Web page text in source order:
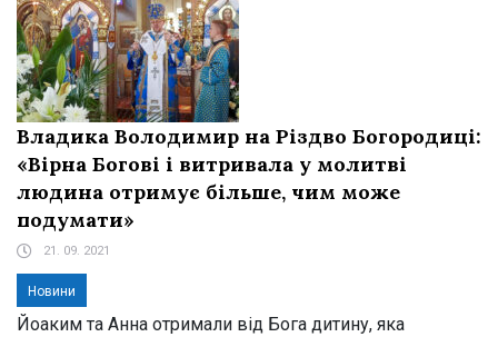
Владика Володимир на Різдво Богородиці:
«Вірна Богові і витривала у молитві
людина отримує більше, чим може
подумати»
21. 09. 2021
Новини
Йоаким та Анна отримали від Бога дитину, яка